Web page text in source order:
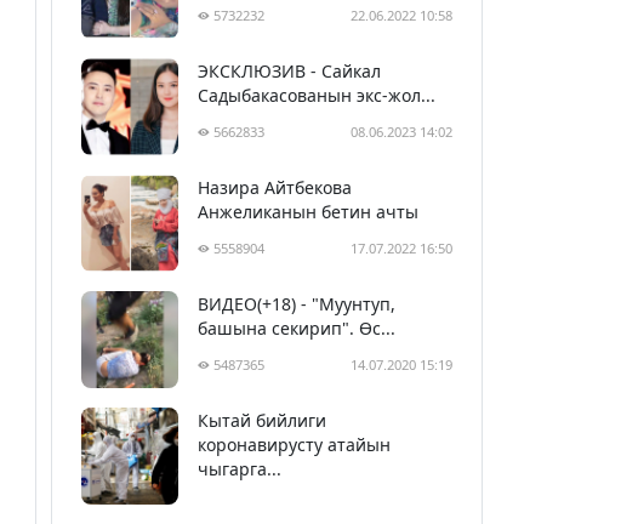
5732232 22.06.2022 10:58
ЭКСКЛЮЗИВ - Сайкал
Садыбакасованын экс-жол...
5662833 08.06.2023 14:02
Назира Айтбекова
Анжеликанын бетин ачты
5558904 17.07.2022 16:50
ВИДЕО(+18) - "Муунтуп,
башына секирип". Өс...
5487365 14.07.2020 15:19
Кытай бийлиги
коронавирусту атайын
чыгарга...